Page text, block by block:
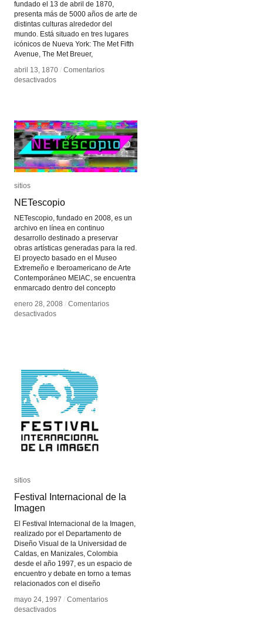
fundado el 13 de abril de 1870,
presenta más de 5000 años de arte de
distintas culturas alrededor del
mundo. Está situado en tres lugares
icónicos de Nueva York: The Met Fifth
Avenue, The Met Breuer,
abril 13, 1870 / Comentarios
desactivadosen
Met
abril 13, 1870 / Comentarios
desactivadosen
Met
sitios
NETescopio
NETescopio, fundado en 2008, es un
archivo en línea en continuo
desarrollo destinado a preservar
obras artísticas generadas para la red.
El proyecto basado en el Museo
Extremeño e Iberoamericano de Arte
Contemporáneo MEIAC, se encuentra
enmarcado dentro del concepto
enero 28, 2008 / Comentarios
desactivadosen
sitios
NETescopio
enero 28, 2008 / Comentarios
desactivadosen
sitios
Festival Internacional de la
Imagen
El Festival Internacional de la Imagen,
realizado por el Departamento de
Diseño Visual de la Universidad de
Caldas, en Manizales, Colombia
desde el año 1997, es un espacio de
encuentro y debate en torno a temas
relacionados con el diseño
mayo 24, 1997 / Comentarios
desactivadosen
sitios
Festival Internacional de la
Imagen
mayo 24, 1997 / Comentarios
desactivadosen